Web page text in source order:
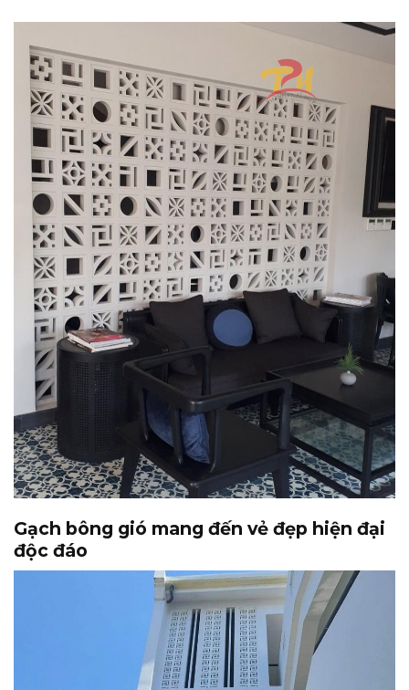
Gạch bông gió mang đến vẻ đẹp hiện đại
độc đáo